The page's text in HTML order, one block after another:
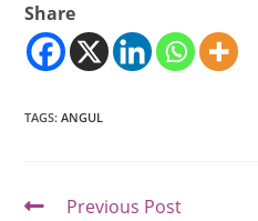
Share
TAGS:ANGUL
Previous Post